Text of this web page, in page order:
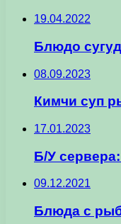
19.04.2022
Блюдо
08.09.2023
Кимчи суп
17.01.2023
Б/У
09.12.2021
Блюда с